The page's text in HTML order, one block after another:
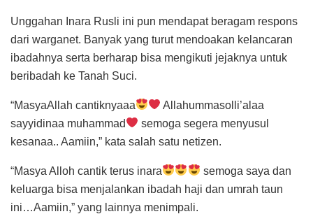
Unggahan Inara Rusli ini pun mendapat beragam respons
dari warganet. Banyak yang turut mendoakan kelancaran
ibadahnya serta berharap bisa mengikuti jejaknya untuk
beribadah ke Tanah Suci.
“MasyaAllah cantiknyaaa
Allahummasolli’alaa
sayyidinaa muhammad
semoga segera menyusul
kesanaa.. Aamiin,” kata salah satu netizen.
“Masya Alloh cantik terus inara
semoga saya dan
keluarga bisa menjalankan ibadah haji dan umrah taun
ini…Aamiin,” yang lainnya menimpali.